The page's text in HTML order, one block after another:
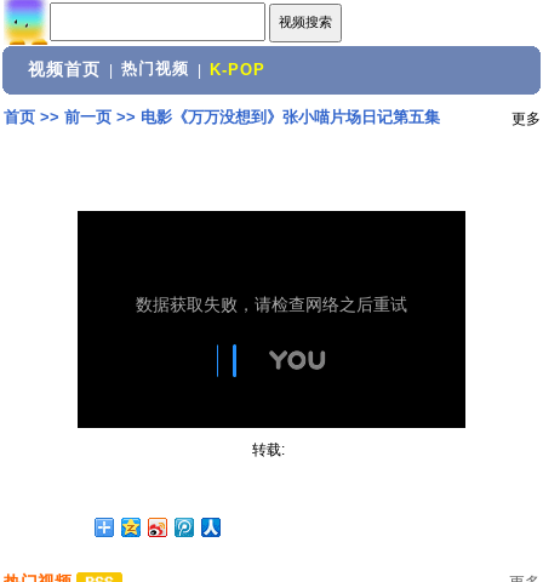
视频首页 热门视频 K-POP
首页>> 前一页>> 电影《万万没想到》张小喵片场日记第五集 更多
转载: